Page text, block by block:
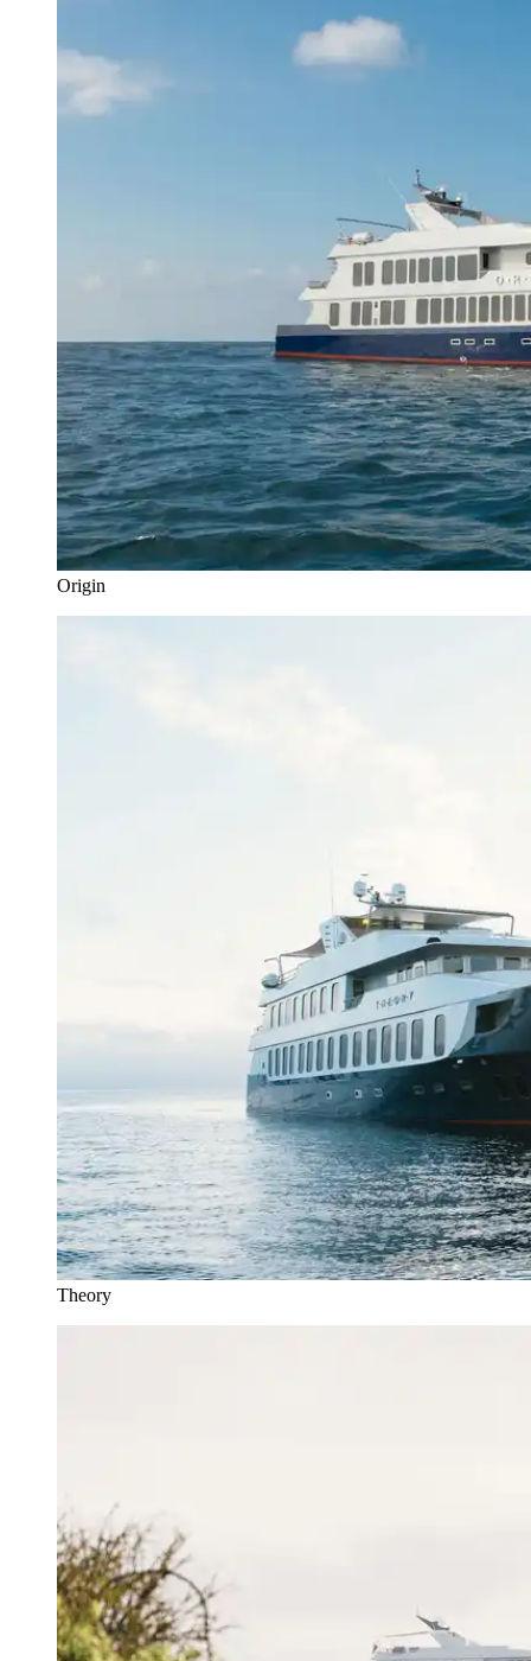
Origin
Theory